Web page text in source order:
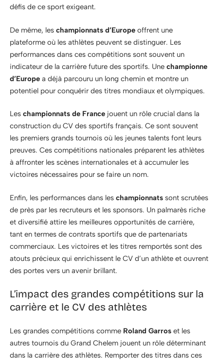
défis de ce sport exigeant.
De même, les championnats d’Europe offrent une
plateforme où les athlètes peuvent se distinguer. Les
performances dans ces compétitions sont souvent un
indicateur de la carrière future des sportifs. Une championne
d’Europe a déjà parcouru un long chemin et montre un
potentiel pour conquérir des titres mondiaux et olympiques.
Les championnats de France jouent un rôle crucial dans la
construction du CV des sportifs français. Ce sont souvent
les premiers grands tournois où les jeunes talents font leurs
preuves. Ces compétitions nationales préparent les athlètes
à affronter les scènes internationales et à accumuler les
victoires nécessaires pour se faire un nom.
Enfin, les performances dans les championnats sont scrutées
de près par les recruteurs et les sponsors. Un palmarès riche
et diversifié attire les meilleures opportunités de carrière,
tant en termes de contrats sportifs que de partenariats
commerciaux. Les victoires et les titres remportés sont des
atouts précieux qui enrichissent le CV d’un athlète et ouvrent
des portes vers un avenir brillant.
L’impact des grandes compétitions sur la
carrière et le CV des athlètes
Les grandes compétitions comme Roland Garros et les
autres tournois du Grand Chelem jouent un rôle déterminant
dans la carrière des athlètes. Remporter des titres dans ces